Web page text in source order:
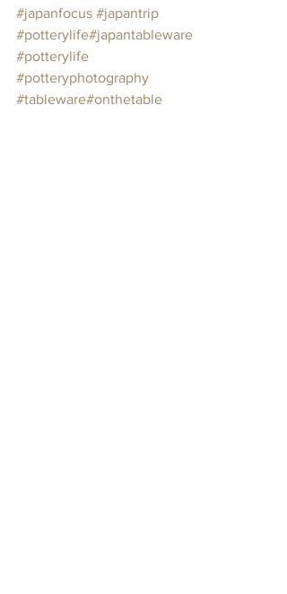
#japanfocus #japantrip
#potterylife#japantableware
#potterylife
#potteryphotography
#tableware#onthetable